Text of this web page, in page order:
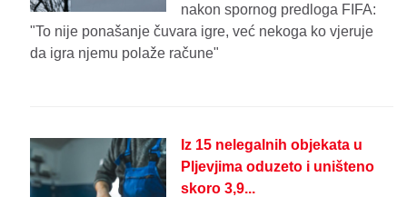
nakon spornog predloga FIFA:
"To nije ponašanje čuvara igre, već nekoga ko vjeruje
da igra njemu polaže račune"
Iz 15 nelegalnih objekata u
Pljevjima oduzeto i uništeno
skoro 3,9...